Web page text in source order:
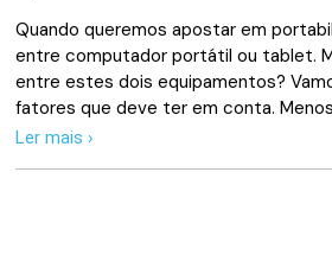
Quando queremos apostar em
entre computador portátil ou tablet.
entre estes dois equipamentos?
fatores que deve ter em conta.
Ler mais ›